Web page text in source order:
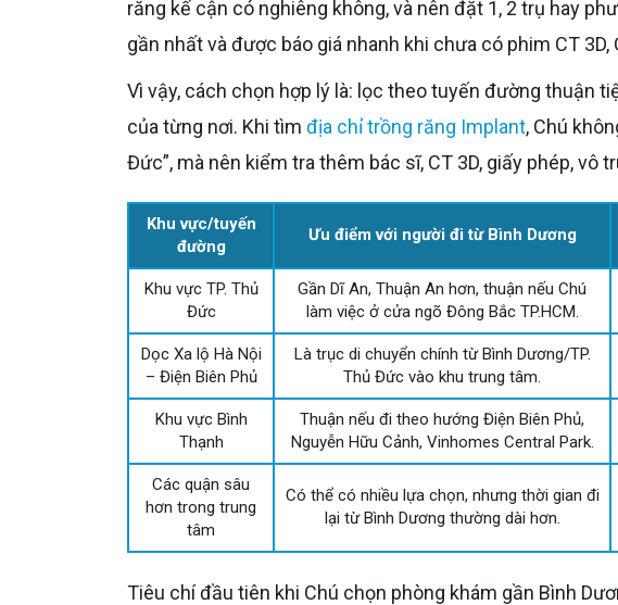
răng kế cận có nghiêng không, và nên đặt 1, 2 trụ hay
gần nhất và được báo giá nhanh khi chưa có phim CT
Vì vậy, cách chọn hợp lý là: lọc theo tuyến đường thuận tiện trước, sau đó kiểm tra năng lực chuyên môn
của từng nơi. Khi tìm địa chỉ trồng răng Implant, Chú
Đức”, mà nên kiểm tra thêm bác sĩ, CT 3D, giấy phép, vô
Khu vực/tuyến
đường
Ưu điểm với người đi từ Bình Dương
Khu vực TP. Thủ
Đức
Gần Dĩ An, Thuận An hơn, thuận nếu Chú
làm việc ở cửa ngõ Đông Bắc TP.HCM.
Dọc Xa lộ Hà Nội
– Điện Biên Phủ
Là trục di chuyển chính từ Bình Dương/TP.
Thủ Đức vào khu trung tâm.
Khu vực Bình
Thạnh
Thuận nếu đi theo hướng Điện Biên Phủ,
Nguyễn Hữu Cảnh, Vinhomes Central Park.
Các quận sâu
hơn trong trung
tâm
Có thể có nhiều lựa chọn, nhưng thời gian đi
lại từ Bình Dương thường dài hơn.
Tiêu chí đầu tiên khi Chú chọn phòng khám gần Bình Dương là có chụp CT Cone Beam 3D trước khi lập